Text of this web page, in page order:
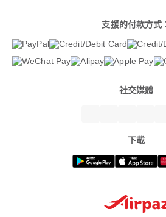
支援的付款方式
社交媒體
下載